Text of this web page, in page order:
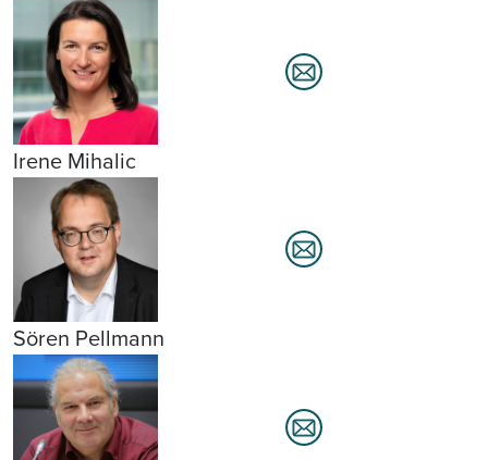
Irene Mihalic
Sören Pellmann